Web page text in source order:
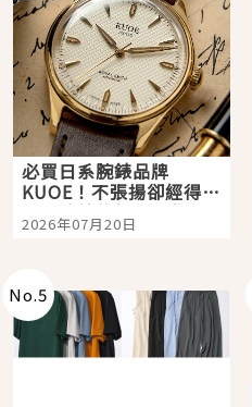
必買日系腕錶品牌
KUOE！不張揚卻經得起
時間洗鍊的經典之作五
選
2026年07月20日
No.5